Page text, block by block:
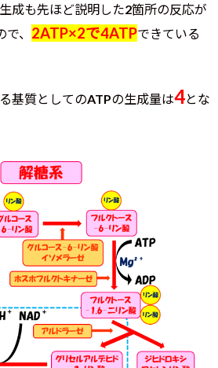
成も先ほど説明した2箇所の反応が
、 2ATP×2で4ATPできている
基質としてのATPの生成量は4とな